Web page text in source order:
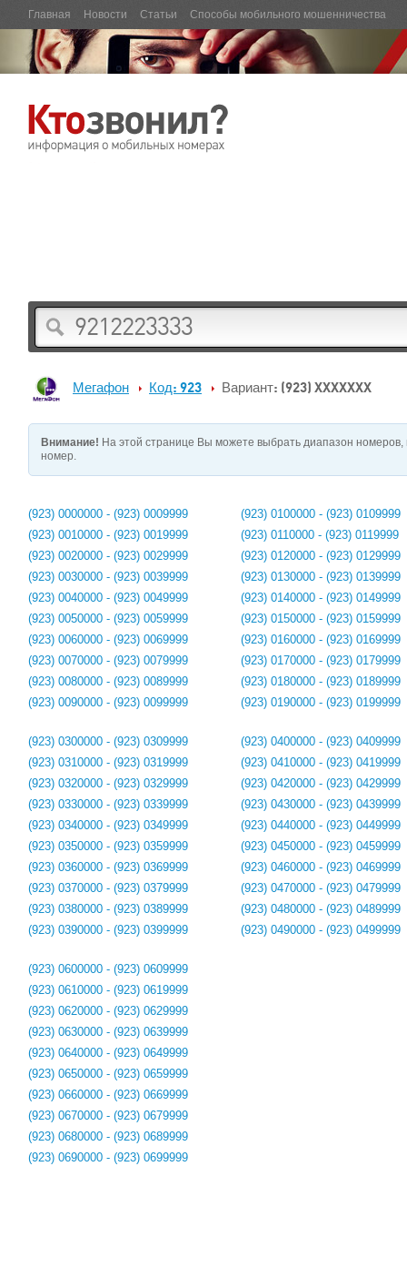
Главная Новости Статьи Способы мобильного мошенничества
Мегафон Код: 923 Вариант: (923) XXXXXXX
Внимание! На этой странице Вы можете выбрать диапазон
номер.
(923) 0000000 - (923) 0009999
(923) 0010000 - (923) 0019999
(923) 0020000 - (923) 0029999
(923) 0030000 - (923) 0039999
(923) 0040000 - (923) 0049999
(923) 0050000 - (923) 0059999
(923) 0060000 - (923) 0069999
(923) 0070000 - (923) 0079999
(923) 0080000 - (923) 0089999
(923) 0090000 - (923) 0099999
(923) 0100000 - (923) 0109999
(923) 0110000 - (923) 0119999
(923) 0120000 - (923) 0129999
(923) 0130000 - (923) 0139999
(923) 0140000 - (923) 0149999
(923) 0150000 - (923) 0159999
(923) 0160000 - (923) 0169999
(923) 0170000 - (923) 0179999
(923) 0180000 - (923) 0189999
(923) 0190000 - (923) 0199999
(923) 0300000 - (923) 0309999
(923) 0310000 - (923) 0319999
(923) 0320000 - (923) 0329999
(923) 0330000 - (923) 0339999
(923) 0340000 - (923) 0349999
(923) 0350000 - (923) 0359999
(923) 0360000 - (923) 0369999
(923) 0370000 - (923) 0379999
(923) 0380000 - (923) 0389999
(923) 0390000 - (923) 0399999
(923) 0400000 - (923) 0409999
(923) 0410000 - (923) 0419999
(923) 0420000 - (923) 0429999
(923) 0430000 - (923) 0439999
(923) 0440000 - (923) 0449999
(923) 0450000 - (923) 0459999
(923) 0460000 - (923) 0469999
(923) 0470000 - (923) 0479999
(923) 0480000 - (923) 0489999
(923) 0490000 - (923) 0499999
(923) 0600000 - (923) 0609999
(923) 0610000 - (923) 0619999
(923) 0620000 - (923) 0629999
(923) 0630000 - (923) 0639999
(923) 0640000 - (923) 0649999
(923) 0650000 - (923) 0659999
(923) 0660000 - (923) 0669999
(923) 0670000 - (923) 0679999
(923) 0680000 - (923) 0689999
(923) 0690000 - (923) 0699999